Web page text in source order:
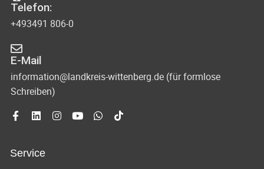
Telefon:
+493491 806-0
E-Mail
information@landkreis-wittenberg.de (für formlose
Schreiben)
Service